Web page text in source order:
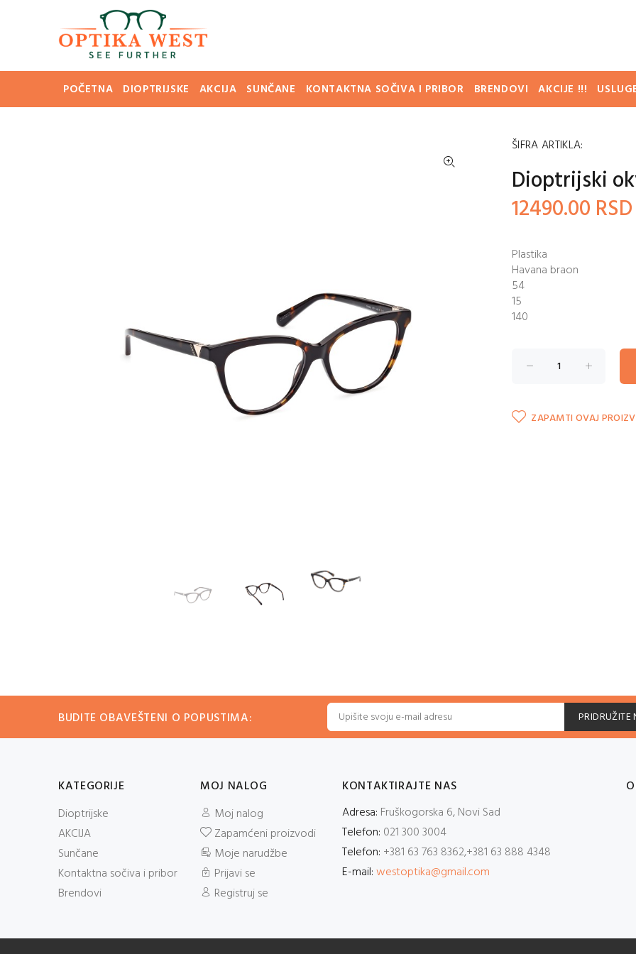
POČETNA DIOPTRIJSKE AKCIJA SUNČANE KONTAKTNA SOČIVA I PRIBOR BRENDOVI AKCIJE !!!
ŠIFRA ARTIKLA:
Dioptrijski
12490.00 RSD
Plastika
Havana braon
54
15
140
ZAPAMTI OVAJ
BUDITE OBAVEŠTENI O POPUSTIMA: PRIDRUŽITE
KATEGORIJE
Dioptrijske
AKCIJA
Sunčane
Kontaktna sočiva i pribor
Brendovi
MOJ NALOG
Moj nalog
Zapamćeni proizvodi
Moje narudžbe
Prijavi se
Registruj se
KONTAKTIRAJTE NAS
Adresa: Fruškogorska 6, Novi Sad
Telefon: 021 300 3004
Telefon: +381 63 763 8362,+381 63 888 4348
E-mail:westoptika@gmail.com